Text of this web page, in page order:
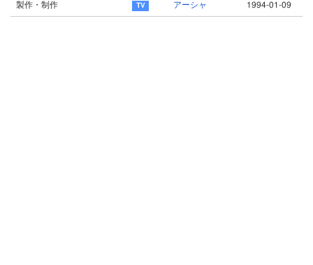
製作・制作 アーシャ 1994-01-09